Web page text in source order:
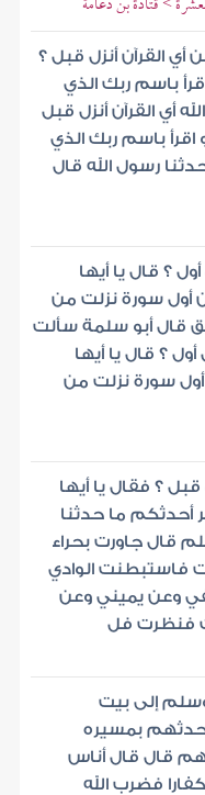
أي القرآن أنزل قبل ؟
باسم ربك الذي
أي القرآن أنزل قبل
اقرأ باسم ربك الذي
رسول الله قال
؟ قال يا أيها
أول سورة نزلت من
قال أبو سلمة سألت
أول ؟ قال يا أيها
أول سورة نزلت من
قبل ؟ فقال يا أيها
أحدثكم ما حدثنا
قال جاورت بحراء
فاستبطنت الوادي
وعن يميني وعن
فنظرت فل
إلى بيت
بمسيره
قال قال أناس
فضرب الله